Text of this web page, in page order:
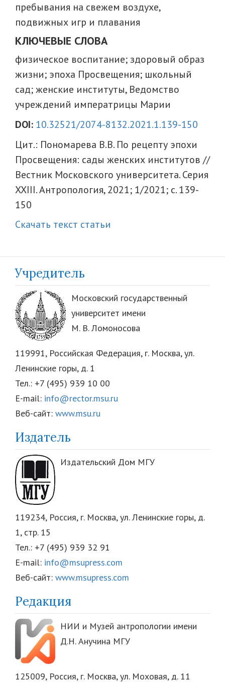
пребывания на свежем воздухе,
подвижных игр и плавания
КЛЮЧЕВЫЕ СЛОВА
физическое воспитание; здоровый образ
жизни; эпоха Просвещения; школьный
сад; женские институты, Ведомство
учреждений императрицы Марии
DOI: 10.32521/2074-8132.2021.1.139-150
Цит.: Пономарева В.В. По рецепту эпохи
Просвещения: сады женских институтов //
Вестник Московского университета. Серия
XXIII. Антропология, 2021; 1/2021; с. 139-
150
Скачать текст статьи
Учредитель
Московский государственный
университет имени
М. В. Ломоносова
119991, Российская Федерация, г. Москва, ул.
Ленинские горы, д. 1
Тел.: +7 (495) 939 10 00
E-mail: info@rector.msu.ru
Веб-сайт: www.msu.ru
Издатель
Издательский Дом МГУ
119234, Россия, г. Москва, ул. Ленинские горы, д.
1, стр. 15
Тел.: +7 (495) 939 32 91
E-mail: info@msupress.com
Веб-сайт: www.msupress.com
Редакция
НИИ и Музей антропологии имени
Д.Н. Анучина МГУ
125009, Россия, г. Москва, ул. Моховая, д. 11